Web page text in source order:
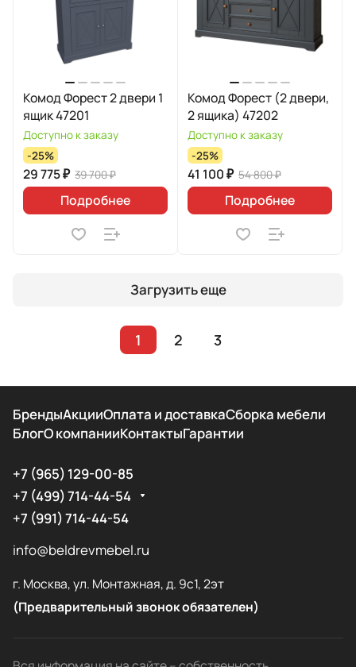
Комод Форест 2 двери 1
ящик 47201
Доступно к заказу
-25%
29 775 ₽ 39 700 ₽
Подробнее
Комод Форест (2 двери,
2 ящика) 47202
Доступно к заказу
-25%
41 100 ₽ 54 800 ₽
Подробнее
Загрузить еще
1 2 3
БрендыАкцииОплата и доставкаСборка мебели
БлогО компанииКонтактыГарантии
+7 (965) 129-00-85
+7 (499) 714-44-54
+7 (991) 714-44-54
info@beldrevmebel.ru
г. Москва, ул. Монтажная, д. 9с1, 2эт
(Предварительный звонок обязателен)